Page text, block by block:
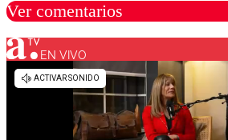
Ver comentarios
Los comentarios son moderados
diálogo respetuoso.
EN VIVO